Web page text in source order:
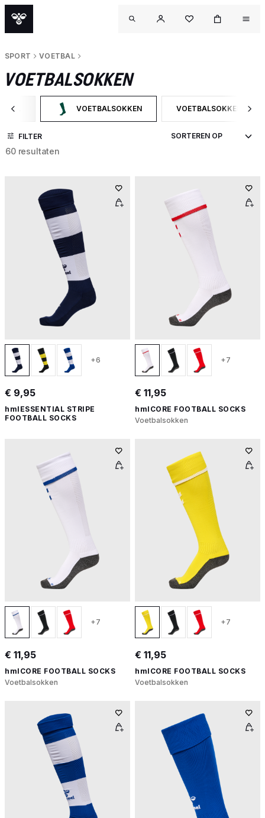
SPORT VOETBAL
VOETBALSOKKEN
OP CATEGORY: VOETBALVOETBALSOKKENGESELECTEERD MOMENTEEL GEFILTERD OP
VOETBALSOKKEN
FILTER OP
FILTER
60 resultaten
+6
€ 9,95
hmlESSENTIAL STRIPE
FOOTBALL SOCKS
+7
€ 11,95
hmlCORE FOOTBALL SOCKS
Voetbalsokken
+7
€ 11,95
hmlCORE FOOTBALL SOCKS
Voetbalsokken
+7
€ 11,95
hmlCORE FOOTBALL SOCKS
Voetbalsokken